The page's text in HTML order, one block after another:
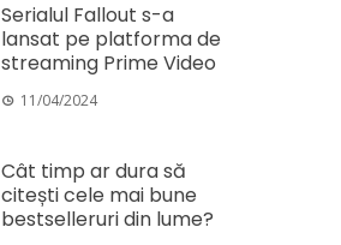
Serialul Fallout s-a
lansat pe platforma de
streaming Prime Video
11/04/2024
Cât timp ar dura să
citești cele mai bune
bestselleruri din lume?